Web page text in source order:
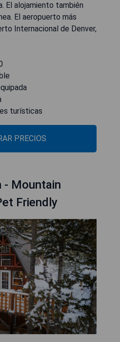
El alojamiento también
El aeropuerto más
Internacional de Denver,
turísticas
PRECIOS
- Mountain
Friendly